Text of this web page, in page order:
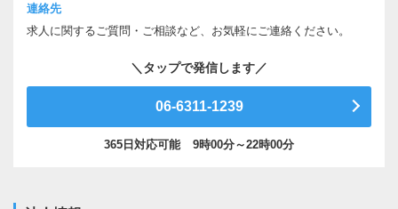
連絡先
求人に関するご質問・ご相談など、お気軽にご連絡ください。
06-6311-1239
365日対応可能 9時00分～22時00分